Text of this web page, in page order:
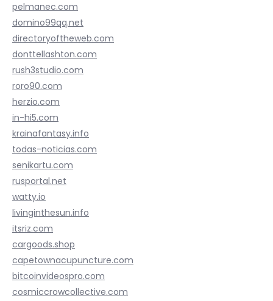
pelmanec.com
domino99qq.net
directoryoftheweb.com
donttellashton.com
rush3studio.com
roro90.com
herzio.com
in-hi5.com
krainafantasy.info
todas-noticias.com
senikartu.com
rusportal.net
watty.io
livinginthesun.info
itsriz.com
cargoods.shop
capetownacupuncture.com
bitcoinvideospro.com
cosmiccrowcollective.com